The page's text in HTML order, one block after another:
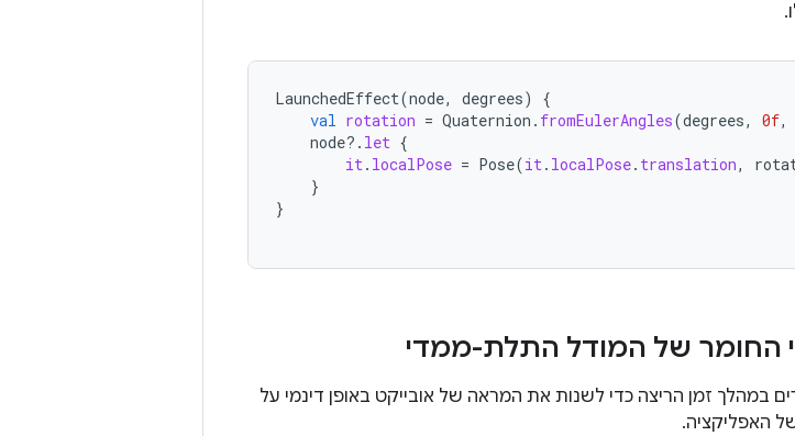
LaunchedEffect(node, degrees)
{
val rotation = Quaternion . fromEulerAngles(degrees, 0f,
node?. let {
it. localPose = Pose(it. localPose. translation,
}
}
החומר של המודל התלת-ממדי
במהלך זמן הריצה כדי לשנות את המראה של אובייקט באופן דינמי על
האפליקציה.